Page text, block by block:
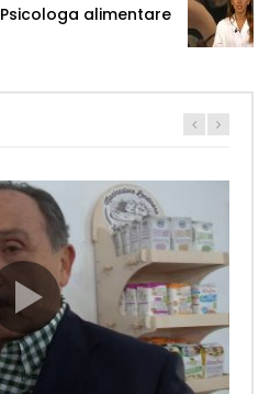
Psicologa alimentare